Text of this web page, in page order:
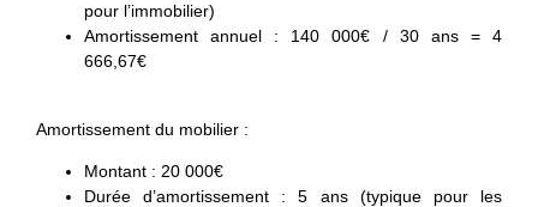
pour l’immobilier)
Amortissement annuel : 140 000€ / 30 ans = 4
666,67€
Amortissement du mobilier :
Montant : 20 000€
Durée d’amortissement : 5 ans (typique pour les